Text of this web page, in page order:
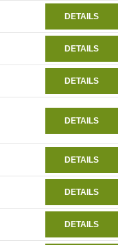
DETAILS
DETAILS
DETAILS
DETAILS
DETAILS
DETAILS
DETAILS